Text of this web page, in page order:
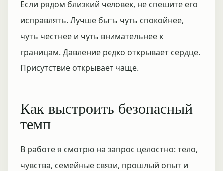
Если рядом близкий человек, не спешите его
исправлять. Лучше быть чуть спокойнее,
чуть честнее и чуть внимательнее к
границам. Давление редко открывает сердце.
Присутствие открывает чаще.
Как выстроить безопасный
темп
В работе я смотрю на запрос целостно: тело,
чувства, семейные связи, прошлый опыт и